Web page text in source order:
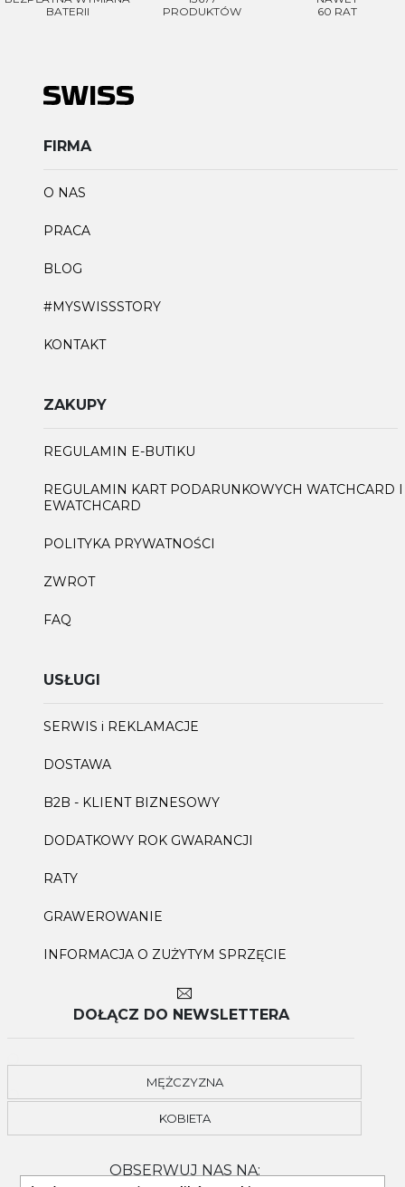
BATERII
PRODUKTÓW
60 RAT
FIRMA
O NAS
PRACA
BLOG
#MYSWISSSTORY
KONTAKT
ZAKUPY
REGULAMIN E-BUTIKU
REGULAMIN KART PODARUNKOWYCH WATCHCARD I
EWATCHCARD
POLITYKA PRYWATNOŚCI
ZWROT
FAQ
USŁUGI
SERWIS i REKLAMACJE
DOSTAWA
B2B - KLIENT BIZNESOWY
DODATKOWY ROK GWARANCJI
RATY
GRAWEROWANIE
INFORMACJA O ZUŻYTYM SPRZĘCIE
DOŁĄCZ DO NEWSLETTERA
MĘŻCZYZNA
KOBIETA
OBSERWUJ NAS NA:
Akcetpuję regulamin i politykę